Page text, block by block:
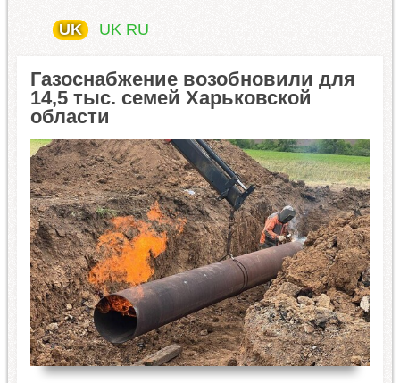
UK UK RU
Газоснабжение возобновили для
14,5 тыс. семей Харьковской
области